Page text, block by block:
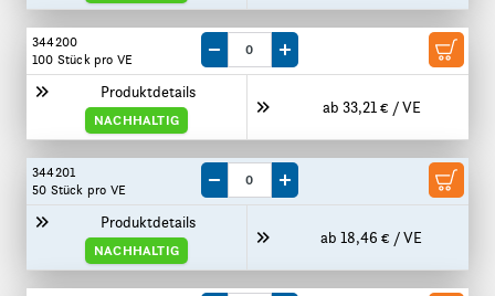
344200
100 Stückpro VE
Produktdetails
NACHHALTIG
ab 33,21 € / VE
Menge um eine VE reduzieren
Menge um eine VE erhöhen
344201
50 Stück pro VE
Produktdetails
NACHHALTIG
ab 18,46 € / VE
Menge um eine VE reduzieren
Menge um eine VE erhöhen